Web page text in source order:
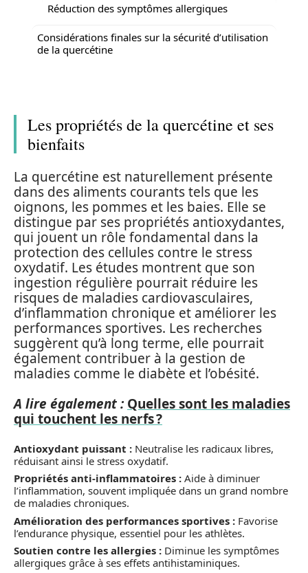
Réduction des symptômes allergiques
Considérations finales sur la sécurité d’utilisation
de la quercétine
Les propriétés de la quercétine et ses
bienfaits
La quercétine est naturellement présente
dans des aliments courants tels que les
oignons, les pommes et les baies. Elle se
distingue par ses propriétés antioxydantes,
qui jouent un rôle fondamental dans la
protection des cellules contre le stress
oxydatif. Les études montrent que son
ingestion régulière pourrait réduire les
risques de maladies cardiovasculaires,
d’inflammation chronique et améliorer les
performances sportives. Les recherches
suggèrent qu’à long terme, elle pourrait
également contribuer à la gestion de
maladies comme le diabète et l’obésité.
A lire également : Quelles sont les maladies
qui touchent les nerfs ?
Antioxydant puissant : Neutralise les radicaux libres,
réduisant ainsi le stress oxydatif.
Propriétés anti-inflammatoires : Aide à diminuer
l’inflammation, souvent impliquée dans un grand nombre
de maladies chroniques.
Amélioration des performances sportives : Favorise
l’endurance physique, essentiel pour les athlètes.
Soutien contre les allergies : Diminue les symptômes
allergiques grâce à ses effets antihistaminiques.